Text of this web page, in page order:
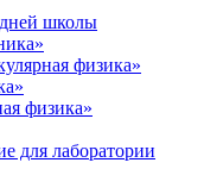
школы
физика»
физика»
для лаборатории